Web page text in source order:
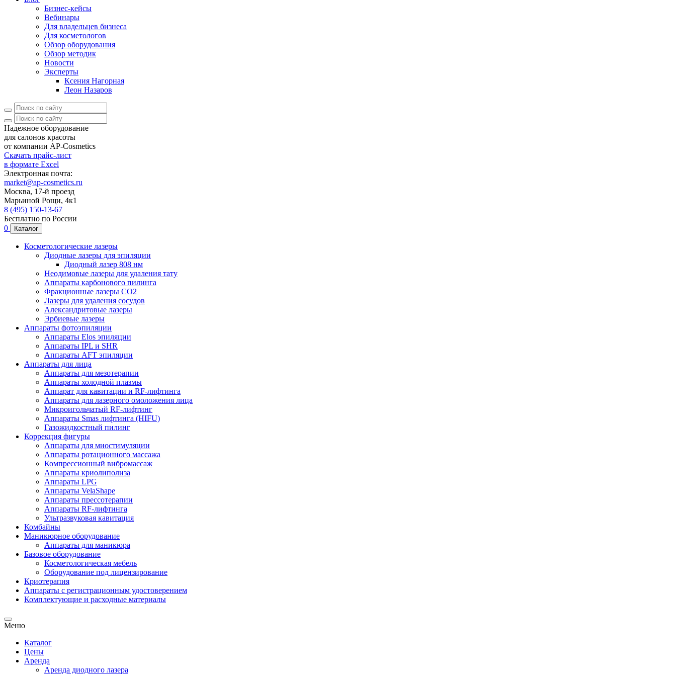
Бизнес-кейсы
Вебинары
Для владельцев бизнеса
Для косметологов
Обзор оборудования
Обзор методик
Новости
Эксперты
Ксения Нагорная
Леон Назаров
Надежное оборудование
для салонов красоты
от компании AP-Cosmetics
Скачать прайс-лист
в формате Excel
Электронная почта:
market@ap-cosmetics.ru
Москва, 17-й проезд
Марьиной Рощи, 4к1
8 (495) 150-13-67
Бесплатно по России
0
Каталог
Косметологические лазеры
Диодные лазеры для эпиляции
Диодный лазер 808 нм
Неодимовые лазеры для удаления тату
Аппараты карбонового пилинга
Фракционные лазеры CO2
Лазеры для удаления сосудов
Александритовые лазеры
Эрбиевые лазеры
Аппараты фотоэпиляции
Аппараты Elos эпиляции
Аппараты IPL и SHR
Аппараты AFT эпиляции
Аппараты для лица
Аппараты для мезотерапии
Аппараты холодной плазмы
Аппарат для кавитации и RF-лифтинга
Аппараты для лазерного омоложения лица
Микроигольчатый RF-лифтинг
Аппараты Smas лифтинга (HIFU)
Газожидкостный пилинг
Коррекция фигуры
Аппараты для миостимуляции
Аппараты ротационного массажа
Компрессионный вибромассаж
Аппараты криолиполиза
Аппараты LPG
Аппараты VelaShape
Аппараты прессотерапии
Аппараты RF-лифтинга
Ультразвуковая кавитация
Комбайны
Маникюрное оборудование
Аппараты для маникюра
Базовое оборудование
Косметологическая мебель
Оборудование под лицензирование
Криотерапия
Аппараты c регистрационным удостоверением
Комплектующие и расходные материалы
Меню
Каталог
Цены
Аренда
Аренда диодного лазера